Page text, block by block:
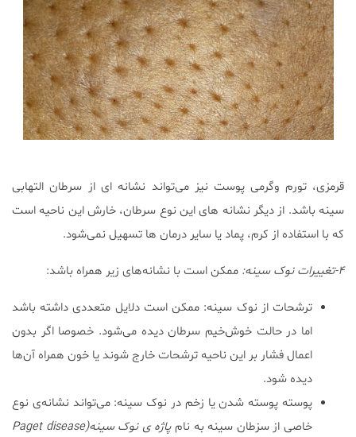
قرمزی، تورم وگرمی پوست نیز می‌تواند نشانه ای از سرطان التهابی
سینه باشد. از دیگر نشانه های این نوع سرطان، خارش این ناحیه است
که با استفاده از کرم، پماد یا سایر درمان ها تسهیل نمی‌شود.
۴-تغییرات نوک سینه: ممکن است با نشانه‌های زیر همراه باشد:
ترشحات از نوک سینه: ممکن است دلایل متعددی داشته باشد
اما در حالت خوش‌خیم سرطان دیده می‌شود. خصوصا اگر بدون
اعمال فشار بر این ناحیه ترشحات خارج شوند یا خون همراه آن‌ها
دیده شود.
پوسته پوسته شدن یا زخم در نوک سینه: می‌تواند نشانه‌ی نوع
خاصی از سزطان سینه به نام
پاژه ی نوک سینه(Paget disease